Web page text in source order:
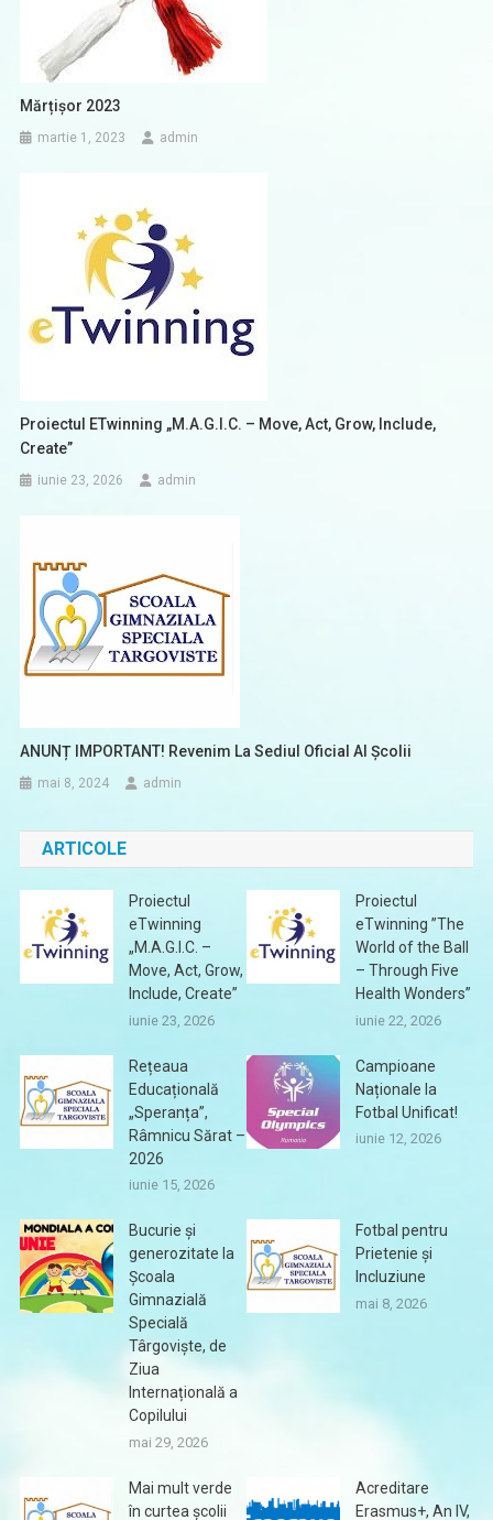
Mărțișor 2023
martie 1, 2023 admin
Proiectul ETwinning „M.A.G.I.C. – Move, Act, Grow, Include,
Create”
iunie 23, 2026 admin
ANUNȚ IMPORTANT! Revenim La Sediul Oficial Al Școlii
mai 8, 2024 admin
ARTICOLE
Proiectul
eTwinning
„M.A.G.I.C. –
Move, Act, Grow,
Include, Create”
iunie 23, 2026
Proiectul
eTwinning ”The
World of the Ball
– Through Five
Health Wonders”
iunie 22, 2026
Rețeaua
Educațională
„Speranța”,
Râmnicu Sărat –
2026
iunie 15, 2026
Campioane
Naționale la
Fotbal Unificat!
iunie 12, 2026
Bucurie și
generozitate la
Școala
Gimnazială
Specială
Târgoviște, de
Ziua
Internațională a
Copilului
mai 29, 2026
Fotbal pentru
Prietenie și
Incluziune
mai 8, 2026
Mai mult verde
în curtea școlii
Acreditare
Erasmus+, An IV,